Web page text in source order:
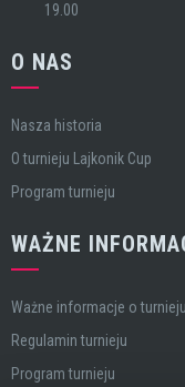
19.00
O NAS
Nasza historia
O turnieju Lajkonik Cup
Program turnieju
WAŻNE
Ważne informacje o turnieju
Regulamin turnieju
Program turnieju